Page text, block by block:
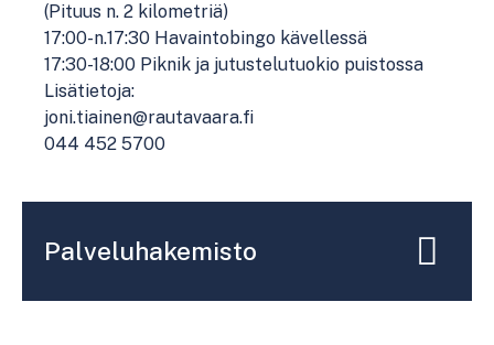
(Pituus n. 2 kilometriä)
17:00-n.17:30 Havaintobingo kävellessä
17:30-18:00 Piknik ja jutustelutuokio puistossa
Lisätietoja:
joni.tiainen@rautavaara.fi
044 452 5700
Palveluhakemisto